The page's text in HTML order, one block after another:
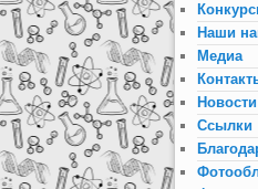
Наши
Медиа
Новости
Ссылки